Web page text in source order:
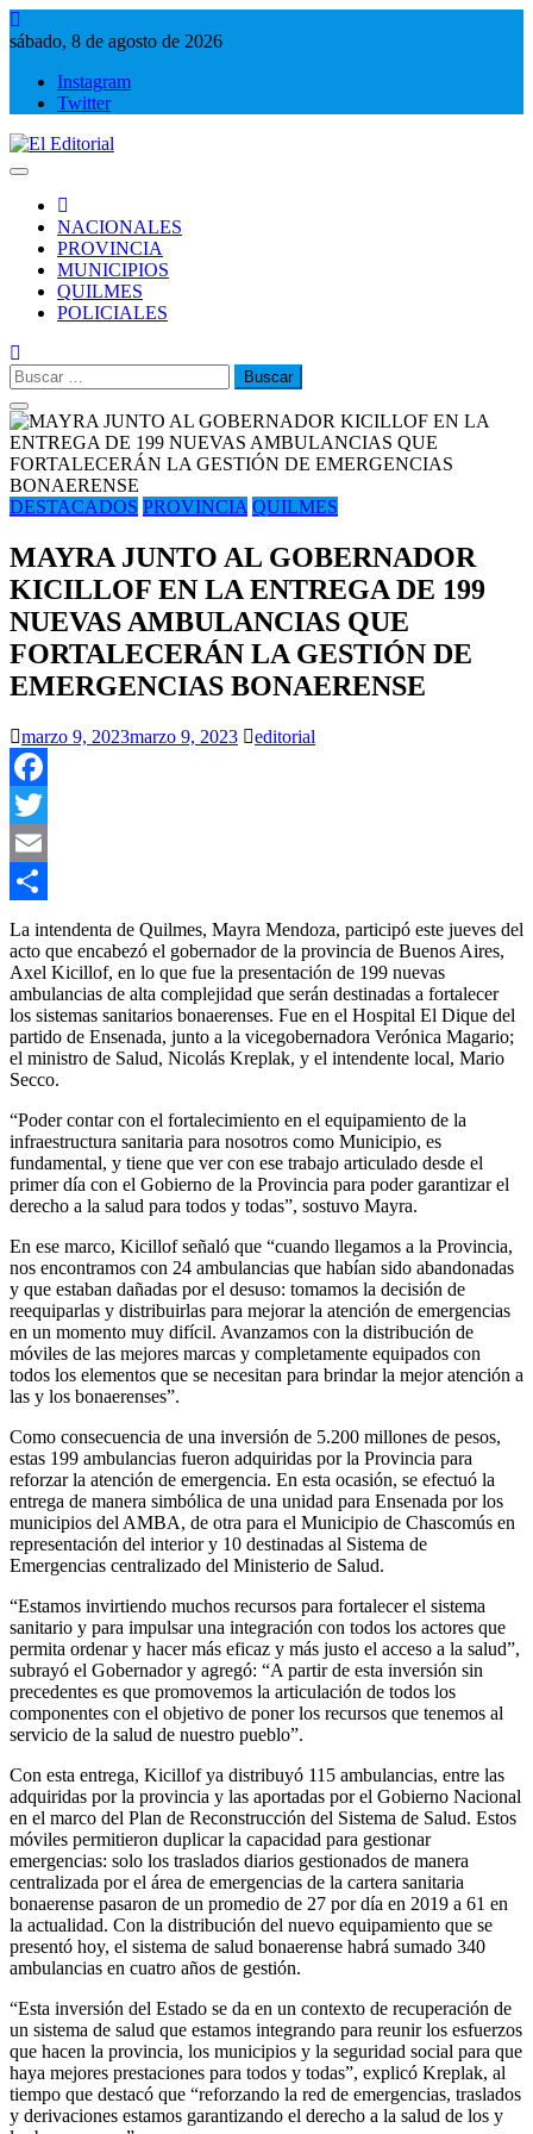
Saltar
al
sábado, 8 de agosto de 2026
Instagram
Twitter
NACIONALES
PROVINCIA
MUNICIPIOS
QUILMES
POLICIALES
Buscar:
DESTACADOS PROVINCIA QUILMES
MAYRA JUNTO AL GOBERNADOR
KICILLOF EN LA ENTREGA DE 199
NUEVAS AMBULANCIAS QUE
FORTALECERÁN LA GESTIÓN DE
EMERGENCIAS BONAERENSE
marzo 9, 2023marzo 9, 2023 editorial
Facebook
Twitter
Email
Compartir
La intendenta de Quilmes, Mayra Mendoza, participó este jueves del
acto que encabezó el gobernador de la provincia de Buenos Aires,
Axel Kicillof, en lo que fue la presentación de 199 nuevas
ambulancias de alta complejidad que serán destinadas a fortalecer
los sistemas sanitarios bonaerenses. Fue en el Hospital El Dique del
partido de Ensenada, junto a la vicegobernadora Verónica Magario;
el ministro de Salud, Nicolás Kreplak, y el intendente local, Mario
Secco.
“Poder contar con el fortalecimiento en el equipamiento de la
infraestructura sanitaria para nosotros como Municipio, es
fundamental, y tiene que ver con ese trabajo articulado desde el
primer día con el Gobierno de la Provincia para poder garantizar el
derecho a la salud para todos y todas”, sostuvo Mayra.
En ese marco, Kicillof señaló que “cuando llegamos a la Provincia,
nos encontramos con 24 ambulancias que habían sido abandonadas
y que estaban dañadas por el desuso: tomamos la decisión de
reequiparlas y distribuirlas para mejorar la atención de emergencias
en un momento muy difícil. Avanzamos con la distribución de
móviles de las mejores marcas y completamente equipados con
todos los elementos que se necesitan para brindar la mejor atención a
las y los bonaerenses”.
Como consecuencia de una inversión de 5.200 millones de pesos,
estas 199 ambulancias fueron adquiridas por la Provincia para
reforzar la atención de emergencia. En esta ocasión, se efectuó la
entrega de manera simbólica de una unidad para Ensenada por los
municipios del AMBA, de otra para el Municipio de Chascomús en
representación del interior y 10 destinadas al Sistema de
Emergencias centralizado del Ministerio de Salud.
“Estamos invirtiendo muchos recursos para fortalecer el sistema
sanitario y para impulsar una integración con todos los actores que
permita ordenar y hacer más eficaz y más justo el acceso a la salud”,
subrayó el Gobernador y agregó: “A partir de esta inversión sin
precedentes es que promovemos la articulación de todos los
componentes con el objetivo de poner los recursos que tenemos al
servicio de la salud de nuestro pueblo”.
Con esta entrega, Kicillof ya distribuyó 115 ambulancias, entre las
adquiridas por la provincia y las aportadas por el Gobierno Nacional
en el marco del Plan de Reconstrucción del Sistema de Salud. Estos
móviles permitieron duplicar la capacidad para gestionar
emergencias: solo los traslados diarios gestionados de manera
centralizada por el área de emergencias de la cartera sanitaria
bonaerense pasaron de un promedio de 27 por día en 2019 a 61 en
la actualidad. Con la distribución del nuevo equipamiento que se
presentó hoy, el sistema de salud bonaerense habrá sumado 340
ambulancias en cuatro años de gestión.
“Esta inversión del Estado se da en un contexto de recuperación de
un sistema de salud que estamos integrando para reunir los esfuerzos
que hacen la provincia, los municipios y la seguridad social para que
haya mejores prestaciones para todos y todas”, explicó Kreplak, al
tiempo que destacó que “reforzando la red de emergencias, traslados
y derivaciones estamos garantizando el derecho a la salud de los y